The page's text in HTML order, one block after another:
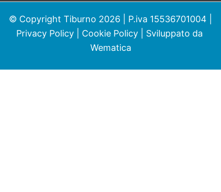
© Copyright Tiburno 2026 | P.iva 15536701004 |
Privacy Policy| Cookie Policy| Sviluppato da
Wematica